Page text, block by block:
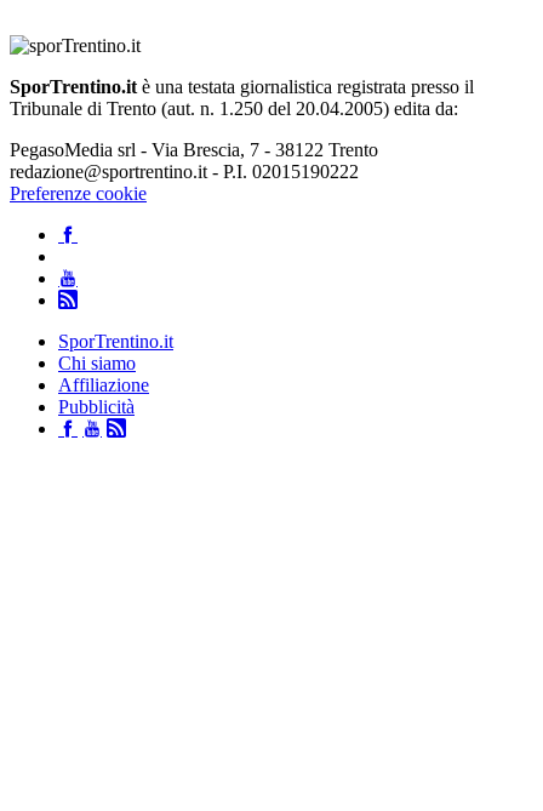
SporTrentino.it è una testata giornalistica registrata presso il
Tribunale di Trento (aut. n. 1.250 del 20.04.2005) edita da:
PegasoMedia srl - Via Brescia, 7 - 38122 Trento
redazione@sportrentino.it - P.I. 02015190222
Preferenze cookie
SporTrentino.it
Chi siamo
Affiliazione
Pubblicità